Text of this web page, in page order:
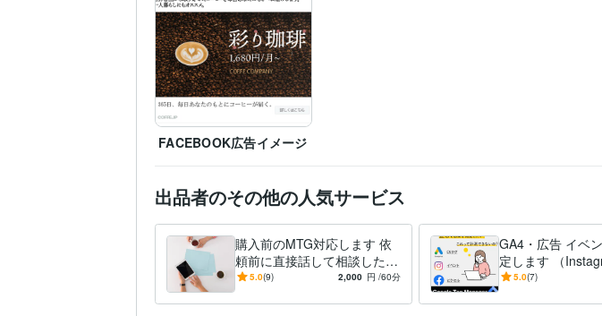
FACEBOOK広告イメージ
出品者のその他の人気サービス
購入前のMTG対応します 依
頼前に直接話して相談したい
方にオススメ（割引あり）
5.0(9) 2,000 円 /60分
GA4・広告 イベ
定します （
Google広告のCV
5.0(7)